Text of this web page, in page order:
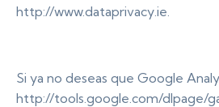
http://www.dataprivacy.ie.
Si ya no deseas que Google
http://tools.google.com/dlpage/